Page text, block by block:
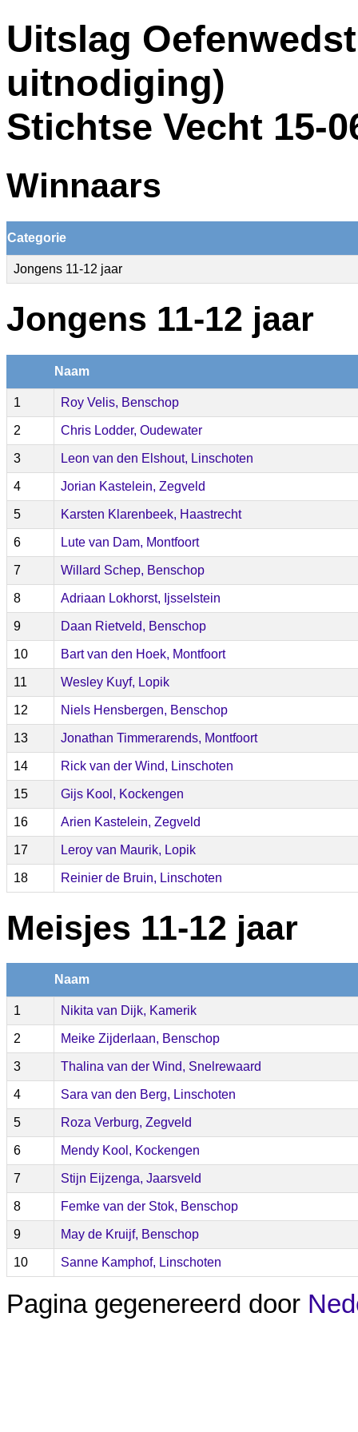
Uitslag
uitnodiging)
Stichtse Vecht 15-
Winnaars
Categorie
Jongens 11-12 jaar
Jongens 11-12 jaar
Naam
1 Roy Velis, Benschop
2 Chris Lodder, Oudewater
3 Leon van den Elshout, Linschoten
4 Jorian Kastelein, Zegveld
5 Karsten Klarenbeek, Haastrecht
6 Lute van Dam, Montfoort
7 Willard Schep, Benschop
8 Adriaan Lokhorst, Ijsselstein
9 Daan Rietveld, Benschop
10 Bart van den Hoek, Montfoort
11 Wesley Kuyf, Lopik
12 Niels Hensbergen, Benschop
13 Jonathan Timmerarends, Montfoort
14 Rick van der Wind, Linschoten
15 Gijs Kool, Kockengen
16 Arien Kastelein, Zegveld
17 Leroy van Maurik, Lopik
18 Reinier de Bruin, Linschoten
Meisjes 11-12 jaar
Naam
1 Nikita van Dijk, Kamerik
2 Meike Zijderlaan, Benschop
3 Thalina van der Wind, Snelrewaard
4 Sara van den Berg, Linschoten
5 Roza Verburg, Zegveld
6 Mendy Kool, Kockengen
7 Stijn Eijzenga, Jaarsveld
8 Femke van der Stok, Benschop
9 May de Kruijf, Benschop
10 Sanne Kamphof, Linschoten
Pagina gegenereerd door